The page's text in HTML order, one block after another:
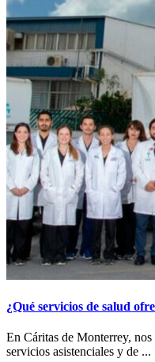
¿Qué servicios de salud
En Cáritas de Monterrey,
servicios asistenciales y de ...